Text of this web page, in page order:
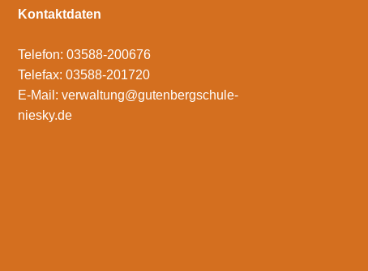
Kontaktdaten
Telefon: 03588-200676
Telefax: 03588-201720
E-Mail: verwaltung@gutenbergschule-
niesky.de